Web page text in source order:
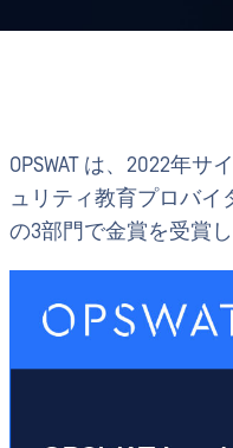
OPSWAT は、2022年
ュリティ教育プロバイ
の3部門で金賞を受賞し